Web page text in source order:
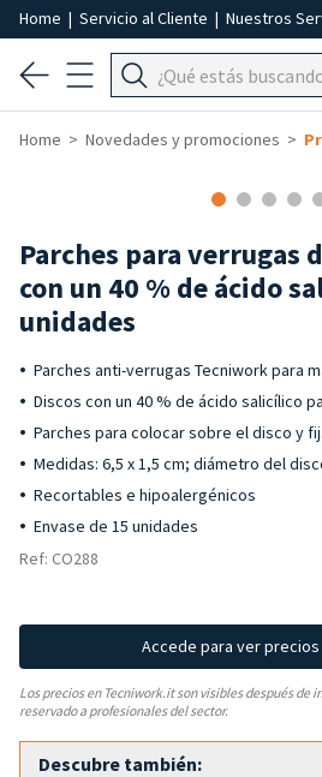
Home | Servicio al Cliente | Nuestros
Home Novedades y promociones
Parches para verrugas
con un 40 % de ácido
unidades
Parches anti-verrugas Tecniwork para
Discos con un 40 % de ácido salicílico
Parches para colocar sobre el disco y
Medidas: 6,5 x 1,5 cm; diámetro del
Recortables e hipoalergénicos
Envase de 15 unidades
Ref: CO288
Accede para ver
Los precios en Tecniwork.it son visibles después de
reservado a profesionales del sector.
Descubre también: